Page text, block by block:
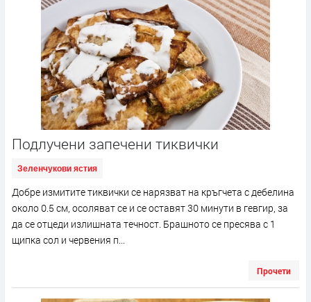
Подлучени запечени тиквички
Зеленчукови ястия
Добре измитите тиквички се нарязват на кръгчета с дебелина
около 0.5 см, осоляват се и се оставят 30 минути в гевгир, за
да се отцеди излишната течност. Брашното се пресява с 1
щипка сол и червения п...
Прочети